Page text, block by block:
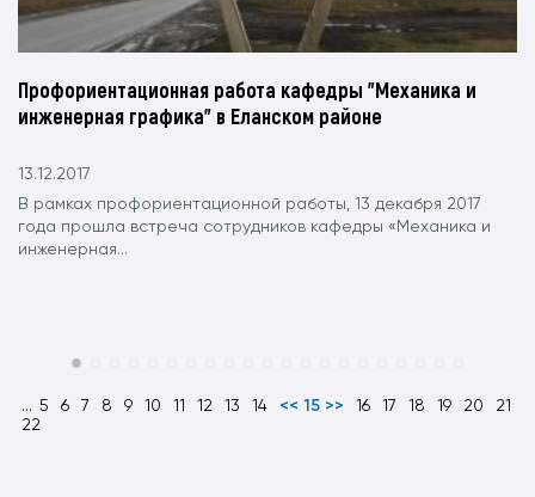
Профориентационная работа кафедры "Механика и
инженерная графика" в Еланском районе
13.12.2017
В рамках профориентационной работы, 13 декабря 2017
года прошла встреча сотрудников кафедры «Механика и
инженерная...
... 5 6 7 8 9 10 11 12 13 14 << 15 >> 16 17 18 19 20
21
22